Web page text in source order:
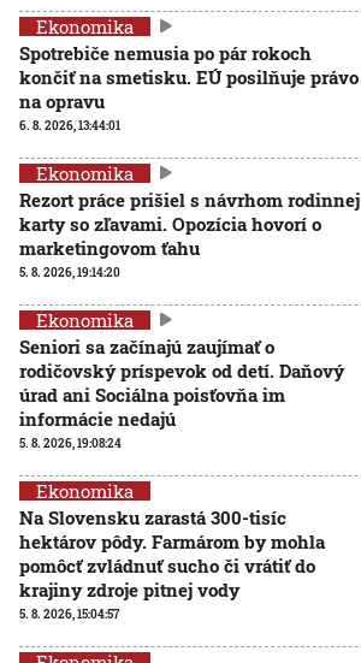
Ekonomika
Spotrebiče nemusia po pár rokoch
končiť na smetisku. EÚ posilňuje právo
na opravu
6. 8. 2026, 13:44:01
Ekonomika
Rezort práce prišiel s návrhom rodinnej
karty so zľavami. Opozícia hovorí o
marketingovom ťahu
5. 8. 2026, 19:14:20
Ekonomika
Seniori sa začínajú zaujímať o
rodičovský príspevok od detí. Daňový
úrad ani Sociálna poisťovňa im
informácie nedajú
5. 8. 2026, 19:08:24
Ekonomika
Na Slovensku zarastá 300-tisíc
hektárov pôdy. Farmárom by mohla
pomôcť zvládnuť sucho či vrátiť do
krajiny zdroje pitnej vody
5. 8. 2026, 15:04:57